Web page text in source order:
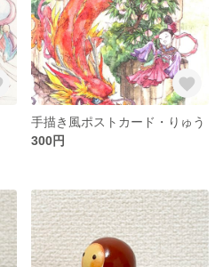
手描き風ポストカード・りゅう
300円